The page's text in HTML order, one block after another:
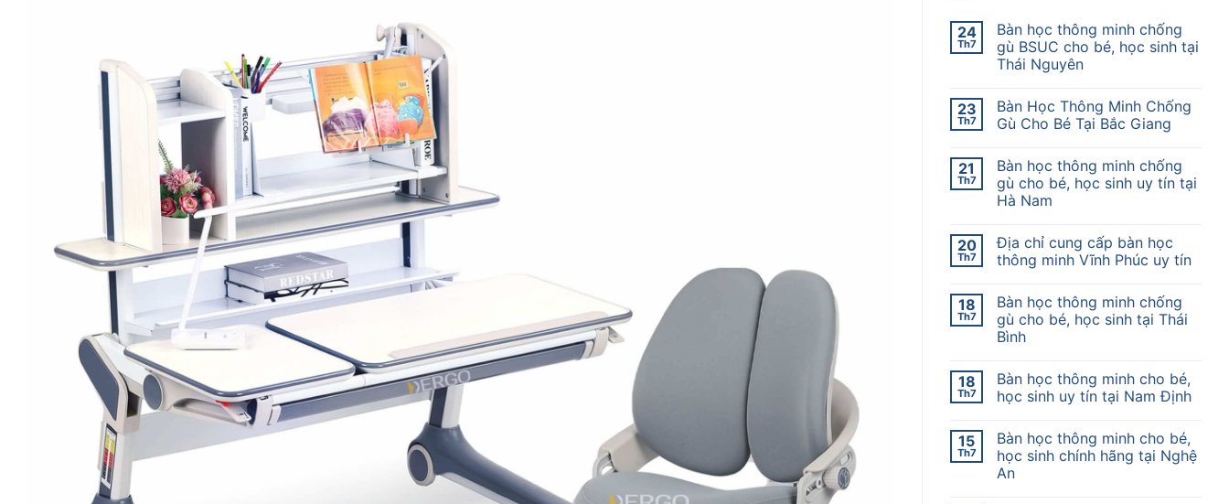
24
Th7
Bàn học thông minh chống
gù BSUC cho bé, học sinh tại
Thái Nguyên
23
Th7
Bàn Học Thông Minh Chống
Gù Cho Bé Tại Bắc Giang
21
Th7
Bàn học thông minh chống
gù cho bé, học sinh uy tín tại
Hà Nam
20
Th7
Địa chỉ cung cấp bàn học
thông minh Vĩnh Phúc uy tín
18
Th7
Bàn học thông minh chống
gù cho bé, học sinh tại Thái
Bình
18
Th7
Bàn học thông minh cho bé,
học sinh uy tín tại Nam Định
15
Th7
Bàn học thông minh cho bé,
học sinh chính hãng tại Nghệ
An